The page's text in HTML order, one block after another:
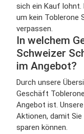
sich ein Kauf lohnt.
um kein Toblerone
verpassen.
In welchem
Schweizer
im Angebot?
Durch unsere
Geschäft
Angebot ist.
Aktionen, damit
sparen können.